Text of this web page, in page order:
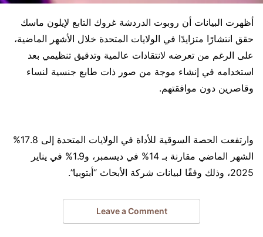
أظهرت البيانات أن روبوت الدردشة غروك التابع لإيلون ماسك
حقق انتشارًا متزايدًا في الولايات المتحدة خلال الأشهر الماضية،
على الرغم من تعرضه لانتقادات عالمية وتدقيق تنظيمي بعد
استخدامه في إنشاء موجة من صور ذات طابع جنسية لنساء
وقاصرين دون موافقتهم.
وارتفعت الحصة السوقية للأداة في الولايات المتحدة إلى 17.8%
الشهر الماضي مقارنة بـ 14% في ديسمبر، و1.9% في يناير
2025، وذلك وفقًا لبيانات شركة الأبحاث “أبتوبيا”.
Leave a Comment